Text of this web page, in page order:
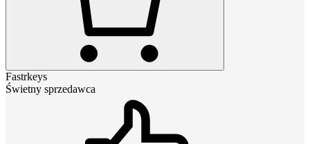
Fastrkeys
Świetny sprzedawca